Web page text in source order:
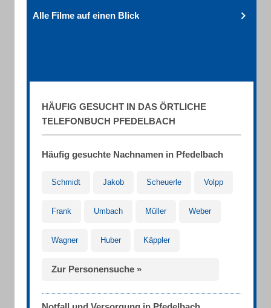
Alle Filme auf einen Blick
HÄUFIG GESUCHT IN DAS ÖRTLICHE
TELEFONBUCH PFEDELBACH
Häufig gesuchte Nachnamen in Pfedelbach
Schmidt Jakob Scheuerle Volpp
Frank Umbach Müller Weber
Wagner Huber Käppler
Zur Personensuche »